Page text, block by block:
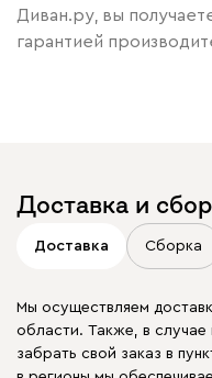
Диван.ру, вы
гарантией
Доставка и
Доставка Сборка
Мы осуществляем
области. Также, в
забрать свой заказ в